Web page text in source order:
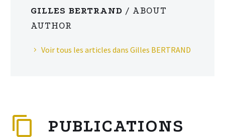
GILLES BERTRAND/ ABOUT
AUTHOR
Voir tous les articles dans Gilles BERTRAND
PUBLICATIONS